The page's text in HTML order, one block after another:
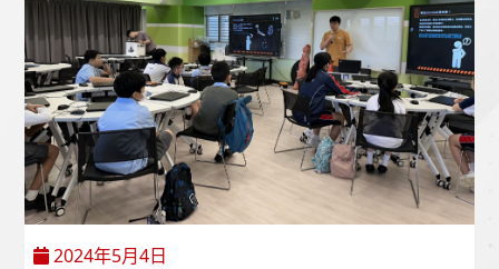
2024年5月4日